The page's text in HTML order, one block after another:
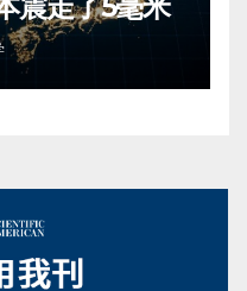
震走了5毫米